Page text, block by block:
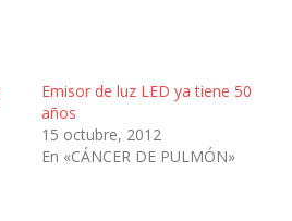
Emisor de luz LED ya tiene 50
años
15 octubre, 2012
En «CÁNCER DE PULMÓN»